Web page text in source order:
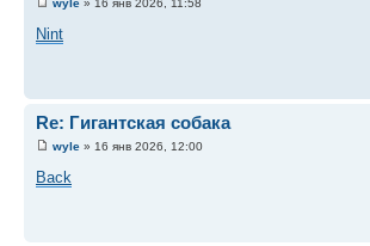
Nint
Re: Гигантская собака
wyle » 16 янв 2026, 12:00
Back